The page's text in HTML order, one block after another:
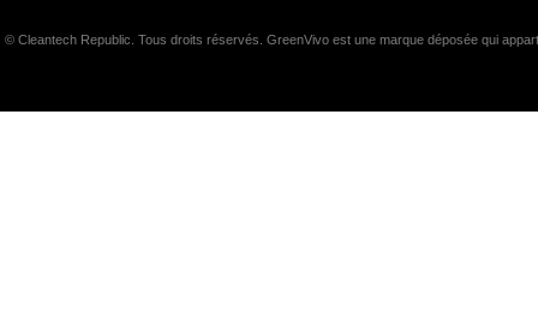
© Cleantech Republic. Tous droits réservés. GreenVivo est une marque déposée qui